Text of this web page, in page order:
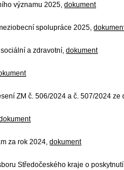
významu 2025,dokument
spolupráce 2025,
a zdravotní,dokument
ZM č. 506/2024 a č. 507/2024
za rok 2024,dokument
Středočeského kraje o